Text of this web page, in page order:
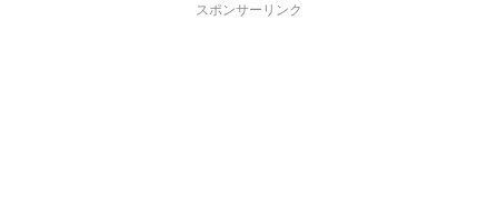
スポンサーリンク